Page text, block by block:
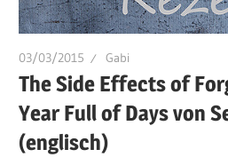
03/03/2015 Gabi
The Side Effects of
Year Full of Days von
(englisch)